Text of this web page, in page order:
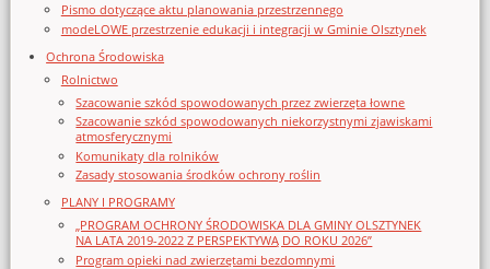
Pismo dotyczące aktu planowania przestrzennego
modeLOWE przestrzenie edukacji i integracji w Gminie Olsztynek
Ochrona Środowiska
Rolnictwo
Szacowanie szkód spowodowanych przez zwierzęta łowne
Szacowanie szkód spowodowanych niekorzystnymi zjawiskami
atmosferycznymi
Komunikaty dla rolników
Zasady stosowania środków ochrony roślin
PLANY I PROGRAMY
„PROGRAM OCHRONY ŚRODOWISKA DLA GMINY OLSZTYNEK
NA LATA 2019-2022 Z PERSPEKTYWĄ DO ROKU 2026”
Program opieki nad zwierzętami bezdomnymi